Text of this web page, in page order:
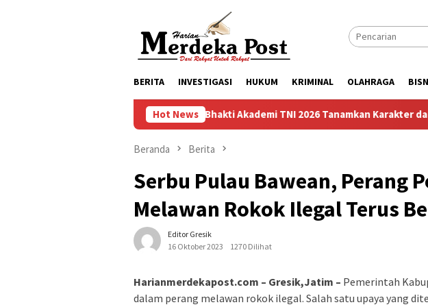
BERITA INVESTIGASI HUKUM KRIMINAL OLAHRAGA
Hot News
Taruna Bhakti Akademi TNI 2026 Tanamkan Karakter dan Semangat
Beranda Berita
Serbu Pulau Bawean, Perang
Melawan Rokok Ilegal Terus
Editor Gresik
16 Oktober 2023
1270 Dilihat
Harianmerdekapost.com – Gresik,Jatim – Pemerintah
dalam perang melawan rokok ilegal. Salah satu upaya yang